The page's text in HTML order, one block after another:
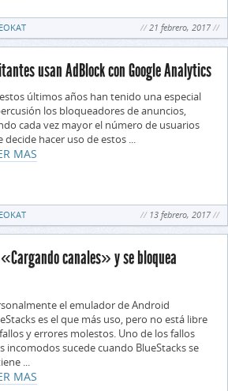
21 febrero, 2017
usan AdBlock con Google Analytics
últimos años han tenido una especial
los bloqueadores de anuncios,
cada vez mayor el número de usuarios
decide hacer uso de estos ...
MAS
13 febrero, 2017
canales» y se bloquea
el emulador de Android
es el que más uso, pero no está libre
y errores molestos. Uno de los fallos
incomodos sucede cuando BlueStacks se
...
MAS